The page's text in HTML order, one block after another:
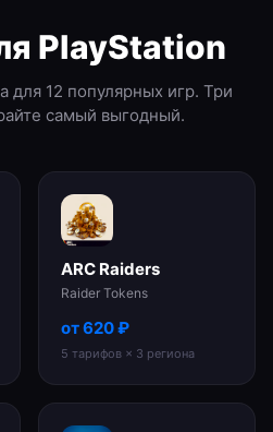
PlayStation
для 12 популярных игр. Три
самый выгодный.
ARC Raiders
Raider Tokens
от620₽
5 тарифов × 3 региона